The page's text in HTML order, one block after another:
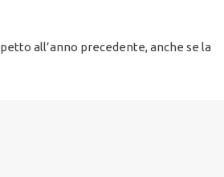
all’anno precedente, anche se la